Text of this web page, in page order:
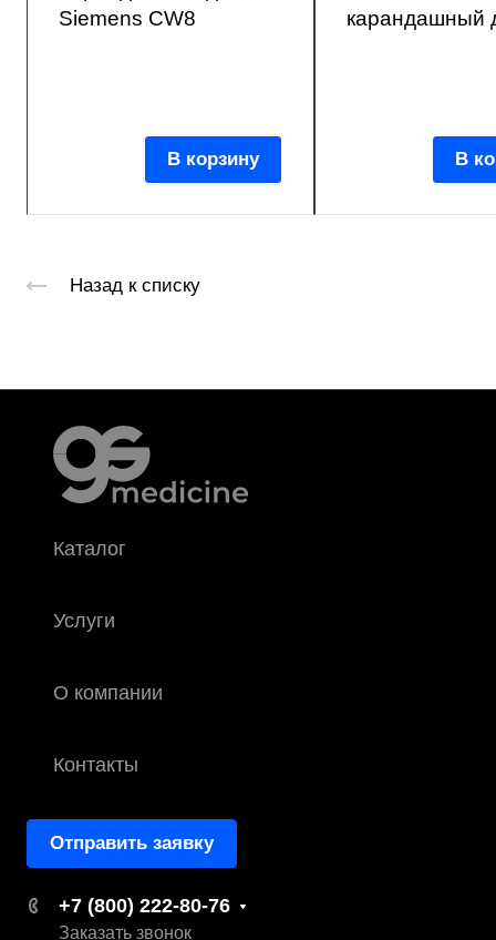
Siemens CW8
В корзину
карандашный
В
Назад к списку
Каталог
Услуги
О компании
Контакты
Отправить заявку
+7 (800) 222-80-76
Заказать звонок